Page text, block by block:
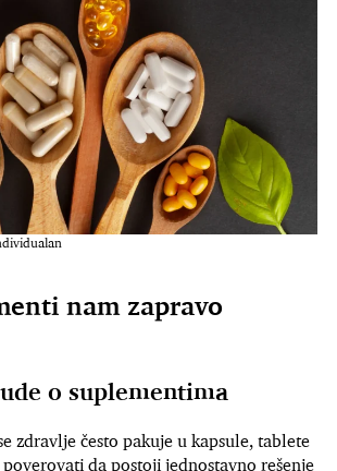
nam zapravo
o suplementima
zdravlje često pakuje u kapsule, tablete
da postoji jednostavno rešenje